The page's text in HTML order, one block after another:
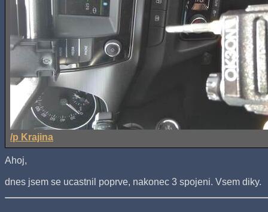
/p Krajina
Ahoj,
dnes jsem se ucastnil poprve, nakonec 3 spojeni. Vsem diky.